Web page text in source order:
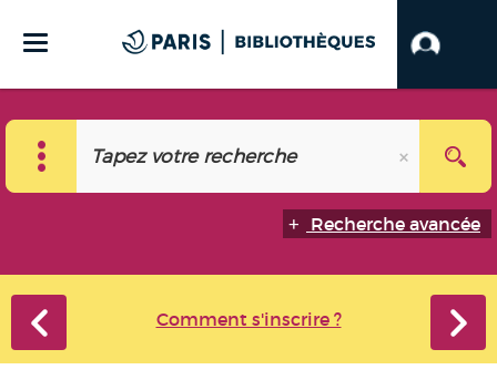
Recherche avancée
Comment s'inscrire ?